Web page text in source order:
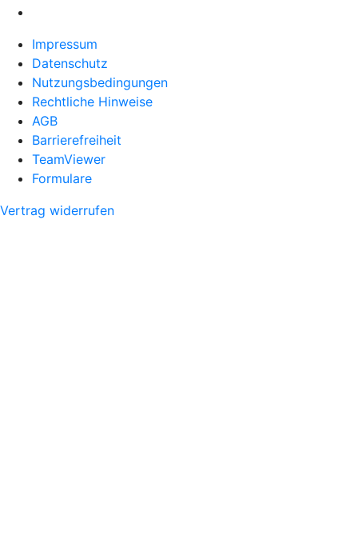
Impressum
Datenschutz
Nutzungsbedingungen
Rechtliche Hinweise
AGB
Barrierefreiheit
TeamViewer
Formulare
Vertrag widerrufen